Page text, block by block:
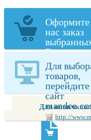
Оформите
нас заказ
Вами
из
Для
товаров,
сайт
http://
Для новичков: